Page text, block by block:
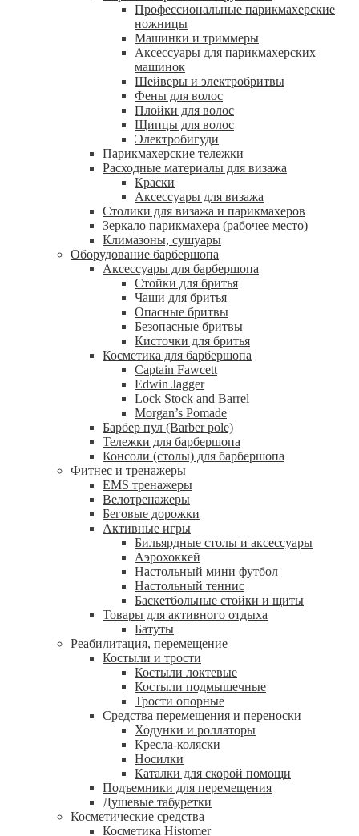
Профессиональные парикмахерские
ножницы
Машинки и триммеры
Аксессуары для парикмахерских
машинок
Шейверы и электробритвы
Фены для волос
Плойки для волос
Щипцы для волос
Электробигуди
Парикмахерские тележки
Расходные материалы для визажа
Краски
Аксессуары для визажа
Столики для визажа и парикмахеров
Зеркало парикмахера (рабочее место)
Климазоны, сушуары
Оборудование барбершопа
Аксессуары для барбершопа
Стойки для бритья
Чаши для бритья
Опасные бритвы
Безопасные бритвы
Кисточки для бритья
Косметика для барбершопа
Captain Fawcett
Edwin Jagger
Lock Stock and Barrel
Morgan’s Pomade
Барбер пул (Barber pole)
Тележки для барбершопа
Консоли (столы) для барбершопа
Фитнес и тренажеры
EMS тренажеры
Велотренажеры
Беговые дорожки
Активные игры
Бильярдные столы и аксессуары
Аэрохоккей
Настольный мини футбол
Настольный теннис
Баскетбольные стойки и щиты
Товары для активного отдыха
Батуты
Реабилитация, перемещение
Костыли и трости
Костыли локтевые
Костыли подмышечные
Трости опорные
Средства перемещения и переноски
Ходунки и роллаторы
Кресла-коляски
Носилки
Каталки для скорой помощи
Подъемники для перемещения
Душевые табуретки
Косметические средства
Косметика Histomer